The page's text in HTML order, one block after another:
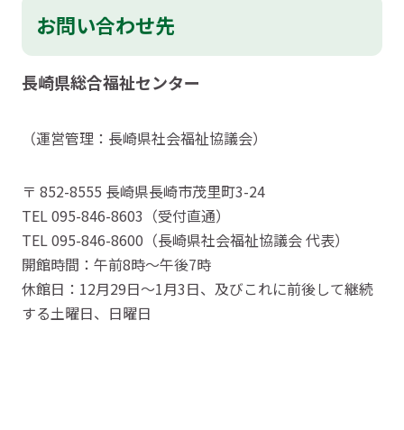
お問い合わせ先
長崎県総合福祉センター
（運営管理：長崎県社会福祉協議会）
〒 852-8555 長崎県長崎市茂里町3-24
TEL 095-846-8603（受付直通）
TEL 095-846-8600（長崎県社会福祉協議会 代表）
開館時間：午前8時～午後7時
休館日：12月29日～1月3日、及びこれに前後して継続
する土曜日、日曜日